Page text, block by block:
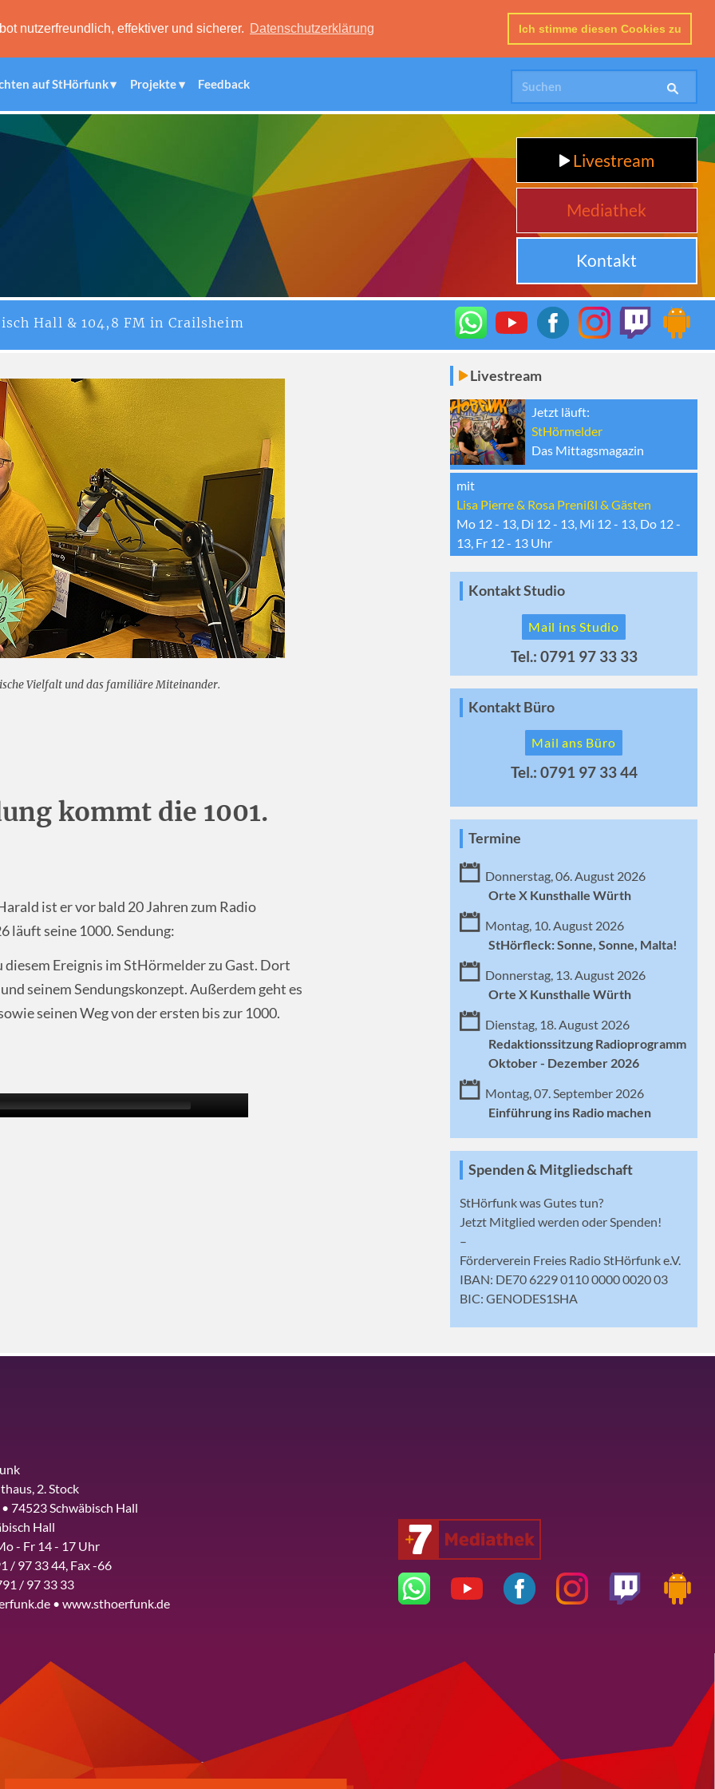
nutzerfreundlich, effektiver und sicherer. Datenschutzerklärung Ich stimme diesen Cookies zu
auf StHörfunk Projekte Feedback
Livestream
Mediathek
Kontakt
Hall & 104,8 FM in Crailsheim
Vielfalt und das familiäre Miteinander.
kommt die 1001.
ist er vor bald 20 Jahren zum Radio
läuft seine 1000. Sendung:
Ereignis im StHörmelder zu Gast. Dort
seinem Sendungskonzept. Außerdem geht es
seinen Weg von der ersten bis zur 1000.
Livestream
Jetzt läuft:
StHörmelder
Das Mittagsmagazin
mit
Lisa Pierre & Rosa Prenißl & Gästen
Mo 12 - 13, Di 12 - 13, Mi 12 - 13, Do 12 -
13, Fr 12 - 13 Uhr
Kontakt Studio
Mail ins Studio
Tel.: 0791 97 33 33
Kontakt Büro
Mail ans Büro
Tel.: 0791 97 33 44
Termine
Donnerstag, 06. August 2026
Orte X Kunsthalle Würth
Montag, 10. August 2026
StHörfleck: Sonne, Sonne, Malta!
Donnerstag, 13. August 2026
Orte X Kunsthalle Würth
Dienstag, 18. August 2026
Redaktionssitzung Radioprogramm
Oktober - Dezember 2026
Montag, 07. September 2026
Einführung ins Radio machen
Spenden & Mitgliedschaft
StHörfunk was Gutes tun?
Jetzt Mitglied werden oder Spenden!
–
Förderverein Freies Radio StHörfunk e.V.
IBAN: DE70 6229 0110 0000 0020 03
BIC: GENODES1SHA
2. Stock
74523 Schwäbisch Hall
Hall
- Fr 14 - 17 Uhr
/ 97 33 44, Fax -66
/ 97 33 33
• www.sthoerfunk.de